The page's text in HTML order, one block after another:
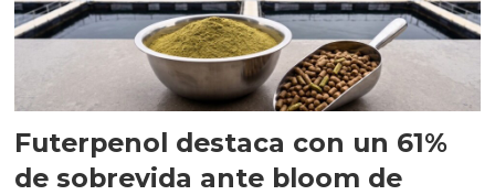
Futerpenol destaca con un 61%
de sobrevida ante bloom de